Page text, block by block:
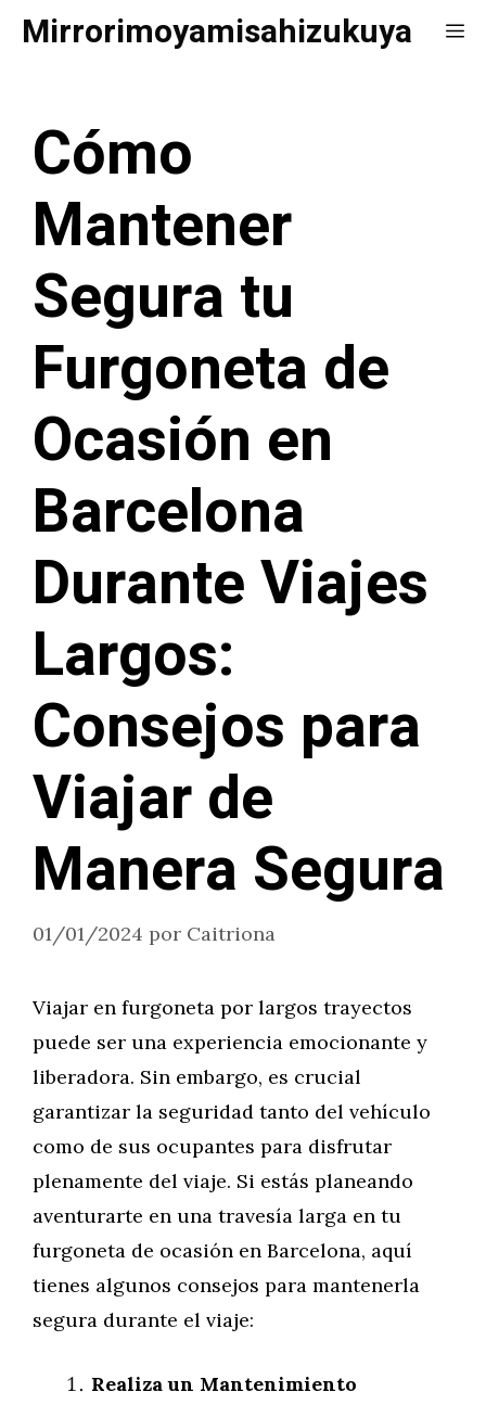
Saltar
Mirrorimoyamisahizukuya
Cómo
Mantener
Segura tu
Furgoneta de
Ocasión en
Barcelona
Durante Viajes
Largos:
Consejos para
Viajar de
Manera Segura
01/01/2024 por Caitriona
Viajar en furgoneta por largos trayectos
puede ser una experiencia emocionante y
liberadora. Sin embargo, es crucial
garantizar la seguridad tanto del vehículo
como de sus ocupantes para disfrutar
plenamente del viaje. Si estás planeando
aventurarte en una travesía larga en tu
furgoneta de ocasión en Barcelona, aquí
tienes algunos consejos para mantenerla
segura durante el viaje:
Realiza un Mantenimiento